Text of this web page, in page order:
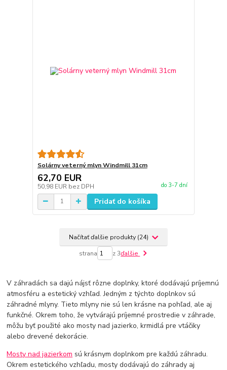
Solárny veterný mlyn Windmill 31cm
62,70 EUR
50,98 EUR bez DPH do 3-7 dní
Pridať do košíka
Načítať ďalšie produkty (24)
strana z 3ďalšie
V záhradách sa dajú nájsť rôzne doplnky, ktoré dodávajú príjemnú
atmosféru a estetický vzhľad. Jedným z týchto doplnkov sú
záhradné mlyny. Tieto mlyny nie sú len krásne na pohľad, ale aj
funkčné. Okrem toho, že vytvárajú príjemné prostredie v záhrade,
môžu byť použité ako mosty nad jazierko, krmidlá pre vtáčiky
alebo drevené dekorácie.
Mosty nad jazierkom sú krásnym doplnkom pre každú záhradu.
Okrem estetického vzhľadu, mosty dodávajú do záhrady aj